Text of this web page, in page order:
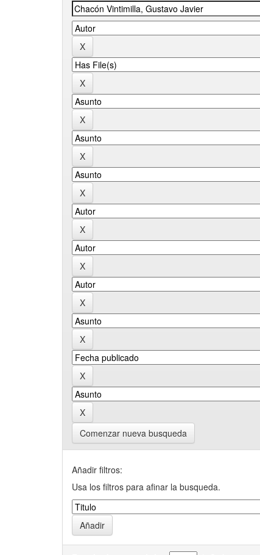
Comenzar nueva busqueda
Añadir filtros:
Usa los filtros para afinar la busqueda.